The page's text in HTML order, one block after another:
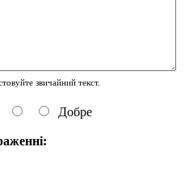
звичайний текст.
Добре